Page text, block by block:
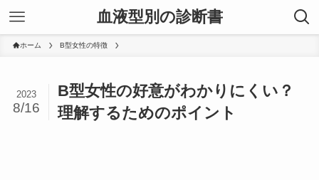
血液型別の診断書
ホーム B型女性の特徴
B型女性の好意がわかりにくい？
理解するためのポイント
2023
8/16